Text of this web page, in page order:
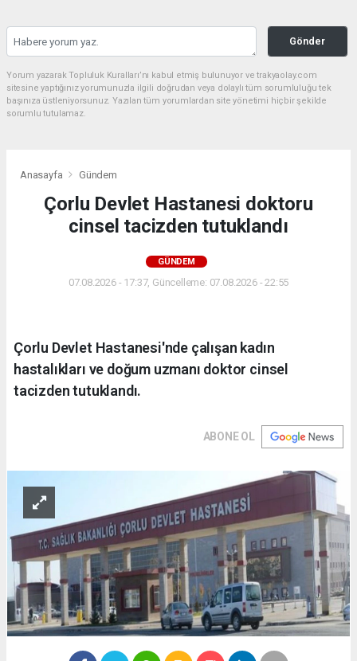
Gönder
Yorum yazarak Topluluk Kuralları’nı kabul etmiş bulunuyor ve trakyaolay.com
sitesine yaptığınız yorumunuzla ilgili doğrudan veya dolaylı tüm sorumluluğu tek
başınıza üstleniyorsunuz. Yazılan tüm yorumlardan site yönetimi hiçbir şekilde
sorumlu tutulamaz.
Anasayfa Gündem
Çorlu Devlet Hastanesi doktoru
cinsel tacizden tutuklandı
GÜNDEM
07.08.2026 - 17:37, Güncelleme: 07.08.2026 - 22:55
Çorlu Devlet Hastanesi'nde çalışan kadın
hastalıkları ve doğum uzmanı doktor cinsel
tacizden tutuklandı.
ABONE OL